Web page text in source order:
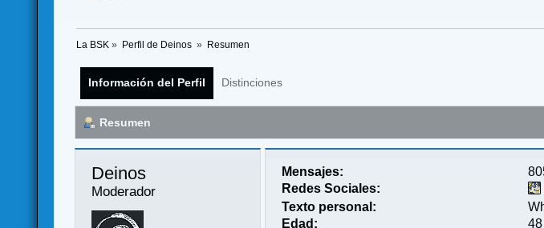
La BSK » Perfil de Deinos » Resumen
Información del Perfil Distinciones
Resumen
Deinos
Moderador
Mensajes:
Redes Sociales:
Texto personal:
Edad:
48